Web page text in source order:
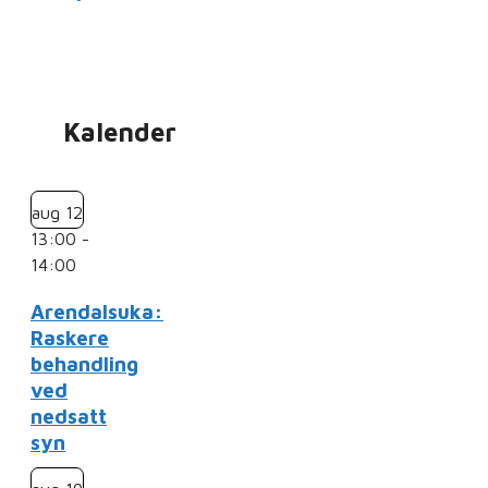
Kalender
aug 12
13:00 -
14:00
Arendalsuka:
Raskere
behandling
ved
nedsatt
syn